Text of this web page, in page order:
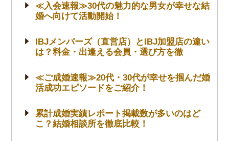
≪入会速報≫30代の魅力的な男女が幸せな結
婚へ向けて活動開始！
IBJメンバーズ（直営店）とIBJ加盟店の違い
は？料金・出逢える会員・選び方を徹
≪ご成婚速報≫20代・30代が幸せを掴んだ婚
活成功エピソードをご紹介！
累計成婚実績レポート掲載数が多いのはど
こ？結婚相談所を徹底比較！